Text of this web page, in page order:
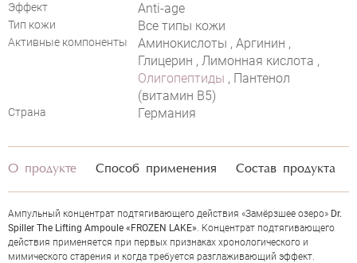
«FROZEN LAKE»
Эффект Anti-age
Тип кожи Все типы кожи
Активные компоненты
Аминокислоты , Аргинин ,
Глицерин , Лимонная кислота ,
Олигопептиды , Пантенол
(витамин B5)
Страна Германия
О продукте Способ применения Состав продукта
Ампульный концентрат подтягивающего действия «Замёрзшее озеро» Dr.
Spiller The Lifting Ampoule «FROZEN LAKE». Концентрат подтягивающего
действия применяется при первых признаках хронологического и
мимического старения и когда требуется разглаживающий эффект.